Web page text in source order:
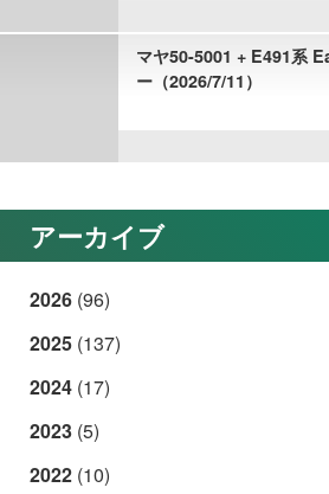
マヤ50-5001 + E491系
ー（2026/7/11）
アーカイブ
2026 (96)
2025 (137)
2024 (17)
2023 (5)
2022 (10)